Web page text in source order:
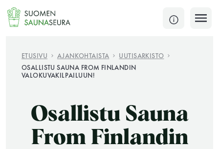
Siirry
sisältöön
SULJE
Jokaisen kuun 1. lauantai on jaettu ja jokaisen kuun
KATSO TARKEMMAT AUKIOLOAJAT
HAE
ETUSIVU AJANKOHTAISTA
UUTISARKISTO
OSALLISTU SAUNA FROM FINLANDIN
VALOKUVAKILPAILUUN!
Osallistu Sauna
From Finlandin